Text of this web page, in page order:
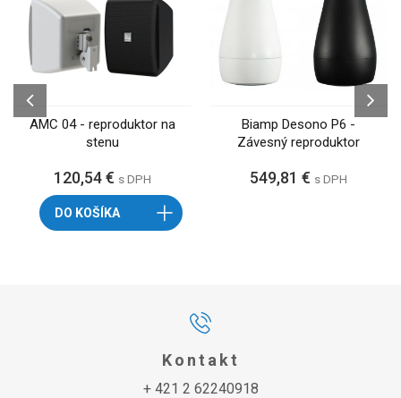
AMC 04 - reproduktor na
stenu
120,54 € s DPH
DO KOŠÍKA
Biamp Desono P6 -
Závesný reproduktor
549,81 € s DPH
Kontakt
+ 421 2 62240918